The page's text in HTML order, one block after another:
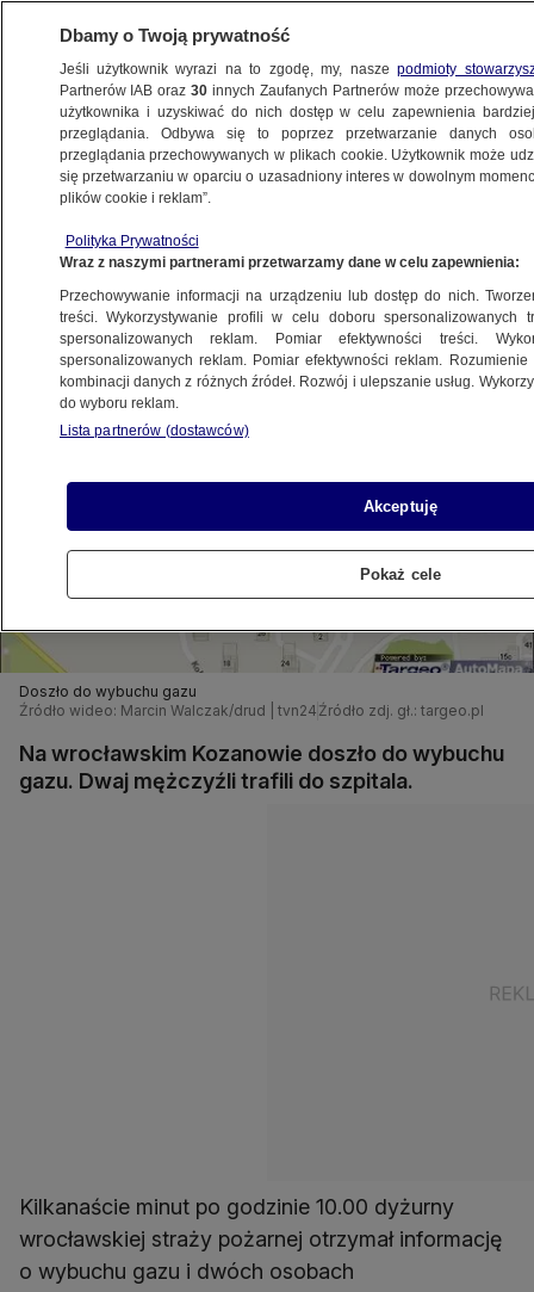
WROCŁAW
21.05.2012, 10:34Aktualizacja:21.05.2012, 12:25
Udostępnij
Doszło do wybuchu gazu
Źródło wideo: Marcin Walczak/drud | tvn24 Źródło zdj. gł.: targeo.pl
Na wrocławskim Kozanowie doszło do wybuchu
gazu. Dwaj mężczyźli trafili do szpitala.
Kilkanaście minut po godzinie 10.00 dyżurny
wrocławskiej straży pożarnej otrzymał informację
o wybuchu gazu i dwóch osobach
Dbamy o Twoją prywatność
Jeśli użytkownik wyrazi na to zgodę, my, naszepodmioty
Partnerów IAB oraz30 innych Zaufanych Partnerów może
użytkownika i uzyskiwać do nich dostęp w celu zapewnienia
przeglądania. Odbywa się to poprzez przetwarzanie danych
przeglądania przechowywanych w plikach cookie. Użytkownik może
się przetwarzaniu w oparciu o uzasadniony interes w dowolnym
plików cookie i reklam”.
Polityka Prywatności
Wraz z naszymi partnerami przetwarzamy dane w celu zapewnienia:
Przechowywanie informacji na urządzeniu lub dostęp do nich.
treści. Wykorzystywanie profili w celu doboru spersonalizowanych
spersonalizowanych reklam. Pomiar efektywności treści.
spersonalizowanych reklam. Pomiar efektywności reklam.
kombinacji danych z różnych źródeł. Rozwój i ulepszanie usług.
do wyboru reklam.
Lista partnerów (dostawców)
Akceptuję
Pokaż cele